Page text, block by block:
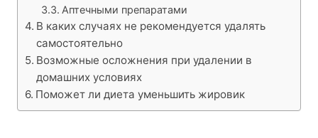
Аптечными препаратами
В каких случаях не рекомендуется удалять
самостоятельно
Возможные осложнения при удалении в
домашних условиях
Поможет ли диета уменьшить жировик